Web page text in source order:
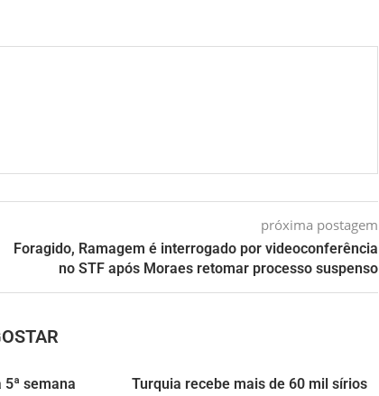
próxima postagem
Foragido, Ramagem é interrogado por videoconferência
no STF após Moraes retomar processo suspenso
semana
Turquia recebe mais de 60 mil sírios